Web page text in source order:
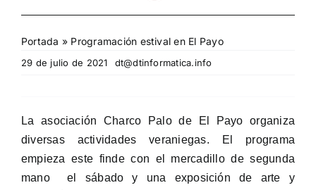
Portada » Programación estival en El Payo
29 de julio de 2021 dt@dtinformatica.info
La asociación Charco Palo de El Payo organiza
diversas actividades veraniegas. El programa
empieza este finde con el mercadillo de segunda
mano el sábado y una exposición de arte y